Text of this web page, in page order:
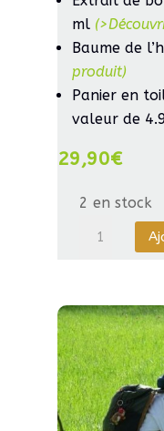
ml
Baume de
produit)
Panier en
valeur de
29,90€
2 en stock
quantité
le
vent
d’hiver